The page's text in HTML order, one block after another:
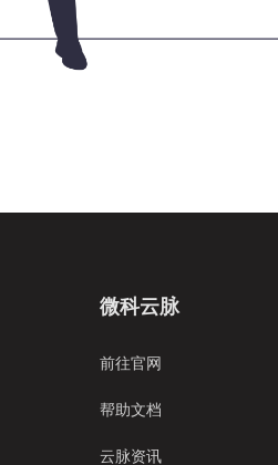
微科云脉
前往官网
帮助文档
云脉资讯